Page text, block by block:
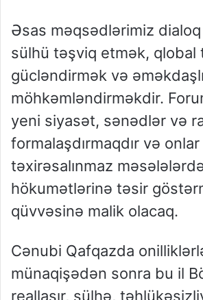
Əsas məqsədlərimiz
sülhü təşviq etmək, qlobal
gücləndirmək və
möhkəmləndirməkdir.
yeni siyasət, sənədlər və
formalaşdırmaqdır və onlar
təxirəsalınmaz
hökumətlərinə təsir
qüvvəsinə malik olacaq.
Cənubi Qafqazda
münaqişədən sonra bu il
reallaşır, sülhə,